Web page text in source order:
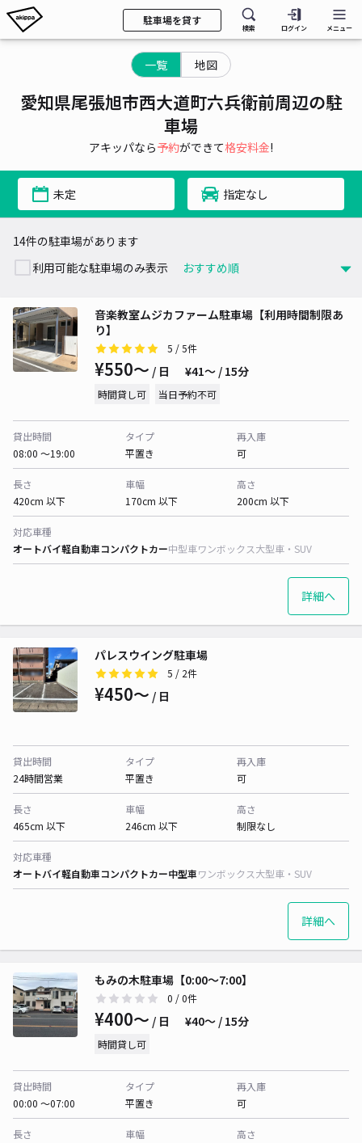
駐車場を貸す
検索 ログイン メニュー
一覧 地図
愛知県尾張旭市西大道町六兵衛前周辺の駐
車場
アキッパなら予約ができて格安料金!
未定 指定なし
14件の駐車場があります
利用可能な駐車場のみ表示
音楽教室ムジカファーム駐車場【利用時間制限あ
り】
5 / 5件
¥550〜 / 日 ¥41〜 / 15分
時間貸し可 当日予約不可
貸出時間
08:00 〜19:00
タイプ
平置き
再入庫
可
長さ
420cm 以下
車幅
170cm 以下
高さ
200cm 以下
対応車種
オートバイ軽自動車コンパクトカー中型車ワンボックス大型車・SUV
詳細へ
パレスウイング駐車場
5 / 2件
¥450〜 / 日
貸出時間
24時間営業
タイプ
平置き
再入庫
可
長さ
465cm 以下
車幅
246cm 以下
高さ
制限なし
対応車種
オートバイ軽自動車コンパクトカー中型車ワンボックス大型車・SUV
詳細へ
もみの木駐車場【0:00〜7:00】
0 / 0件
¥400〜 / 日 ¥40〜 / 15分
時間貸し可
貸出時間
00:00 〜07:00
タイプ
平置き
再入庫
可
長さ
車幅
高さ